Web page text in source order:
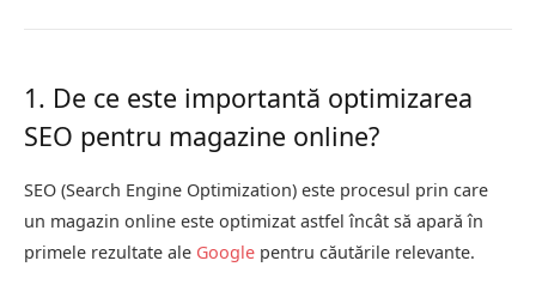
1. De ce este importantă optimizarea
SEO pentru magazine online?
SEO (Search Engine Optimization) este procesul prin care
un magazin online este optimizat astfel încât să apară în
primele rezultate ale Google pentru căutările relevante.